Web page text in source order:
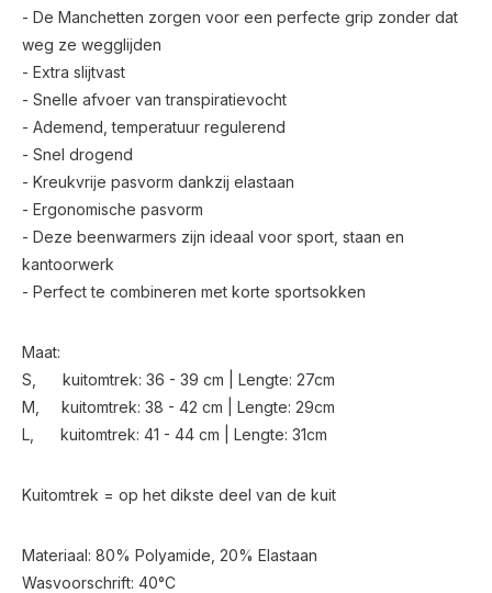
- De Manchetten zorgen voor een perfecte grip zonder dat
weg ze wegglijden
- Extra slijtvast
- Snelle afvoer van transpiratievocht
- Ademend, temperatuur regulerend
- Snel drogend
- Kreukvrije pasvorm dankzij elastaan
- Ergonomische pasvorm
- Deze beenwarmers zijn ideaal voor sport, staan en
kantoorwerk
- Perfect te combineren met korte sportsokken
Maat:
S, kuitomtrek: 36 - 39 cm | Lengte: 27cm
M, kuitomtrek: 38 - 42 cm | Lengte: 29cm
L, kuitomtrek: 41 - 44 cm | Lengte: 31cm
Kuitomtrek = op het dikste deel van de kuit
Materiaal: 80% Polyamide, 20% Elastaan
Wasvoorschrift: 40°C